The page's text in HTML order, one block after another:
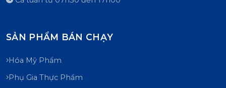
SẢN PHẨM BÁN CHẠY
Hóa Mỹ Phẩm
Phụ Gia Thực Phẩm